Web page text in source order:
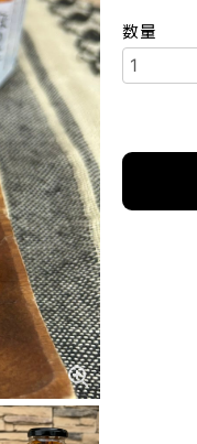
数量